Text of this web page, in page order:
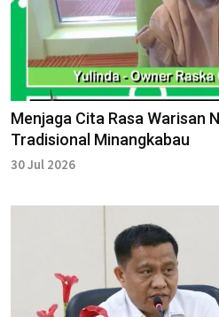
Menjaga Cita Rasa Warisan
Tradisional Minangkabau
30 Jul 2026